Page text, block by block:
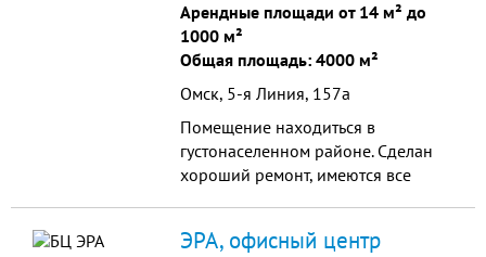
Арендные площади от 14 м² до
1000 м²
Общая площадь: 4000 м²
Омск, 5-я Линия, 157а
Помещение находиться в
густонаселенном районе. Сделан
хороший ремонт, имеются все
ЭРА, офисный центр